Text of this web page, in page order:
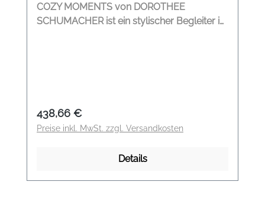
COZY MOMENTS von DOROTHEE
SCHUMACHER ist ein stylischer Begleiter in
Pullover Farbe: pure black Material: 88%
Schurwolle, 9% Kashmere, 3% Polyamid
Regulärer Preis:
438,66 €
Preise inkl. MwSt. zzgl. Versandkosten
Details